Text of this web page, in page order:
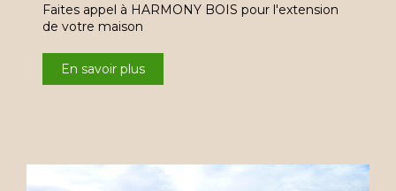
Faites appel à HARMONY BOIS pour l'extension
de votre maison
En savoir plus